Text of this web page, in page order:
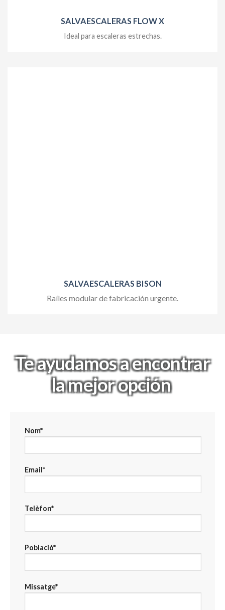
SALVAESCALERAS FLOW X
Ideal para escaleras estrechas.
SALVAESCALERAS BISON
Raíles modular de fabricación urgente.
Te ayudamos a encontrar
la mejor opción
Nom*
Email*
Telèfon*
Població*
Missatge*